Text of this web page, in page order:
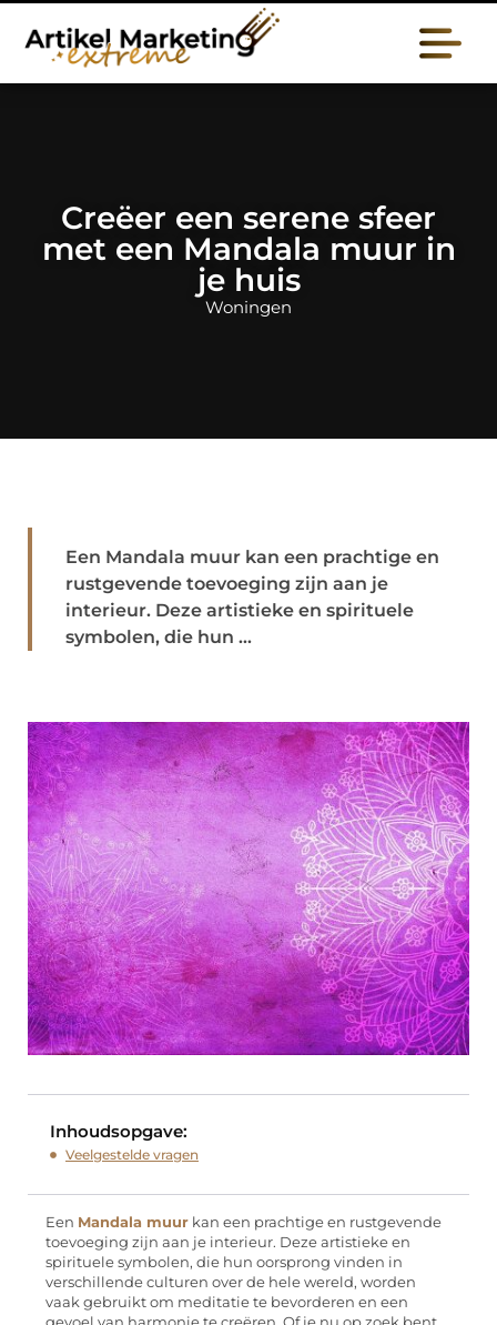
Creëer een serene sfeer
met een Mandala muur in
je huis
Woningen
Een Mandala muur kan een prachtige en
rustgevende toevoeging zijn aan je
interieur. Deze artistieke en spirituele
symbolen, die hun ...
Inhoudsopgave:
Veelgestelde vragen
Een Mandala muur kan een prachtige en rustgevende
toevoeging zijn aan je interieur. Deze artistieke en
spirituele symbolen, die hun oorsprong vinden in
verschillende culturen over de hele wereld, worden
vaak gebruikt om meditatie te bevorderen en een